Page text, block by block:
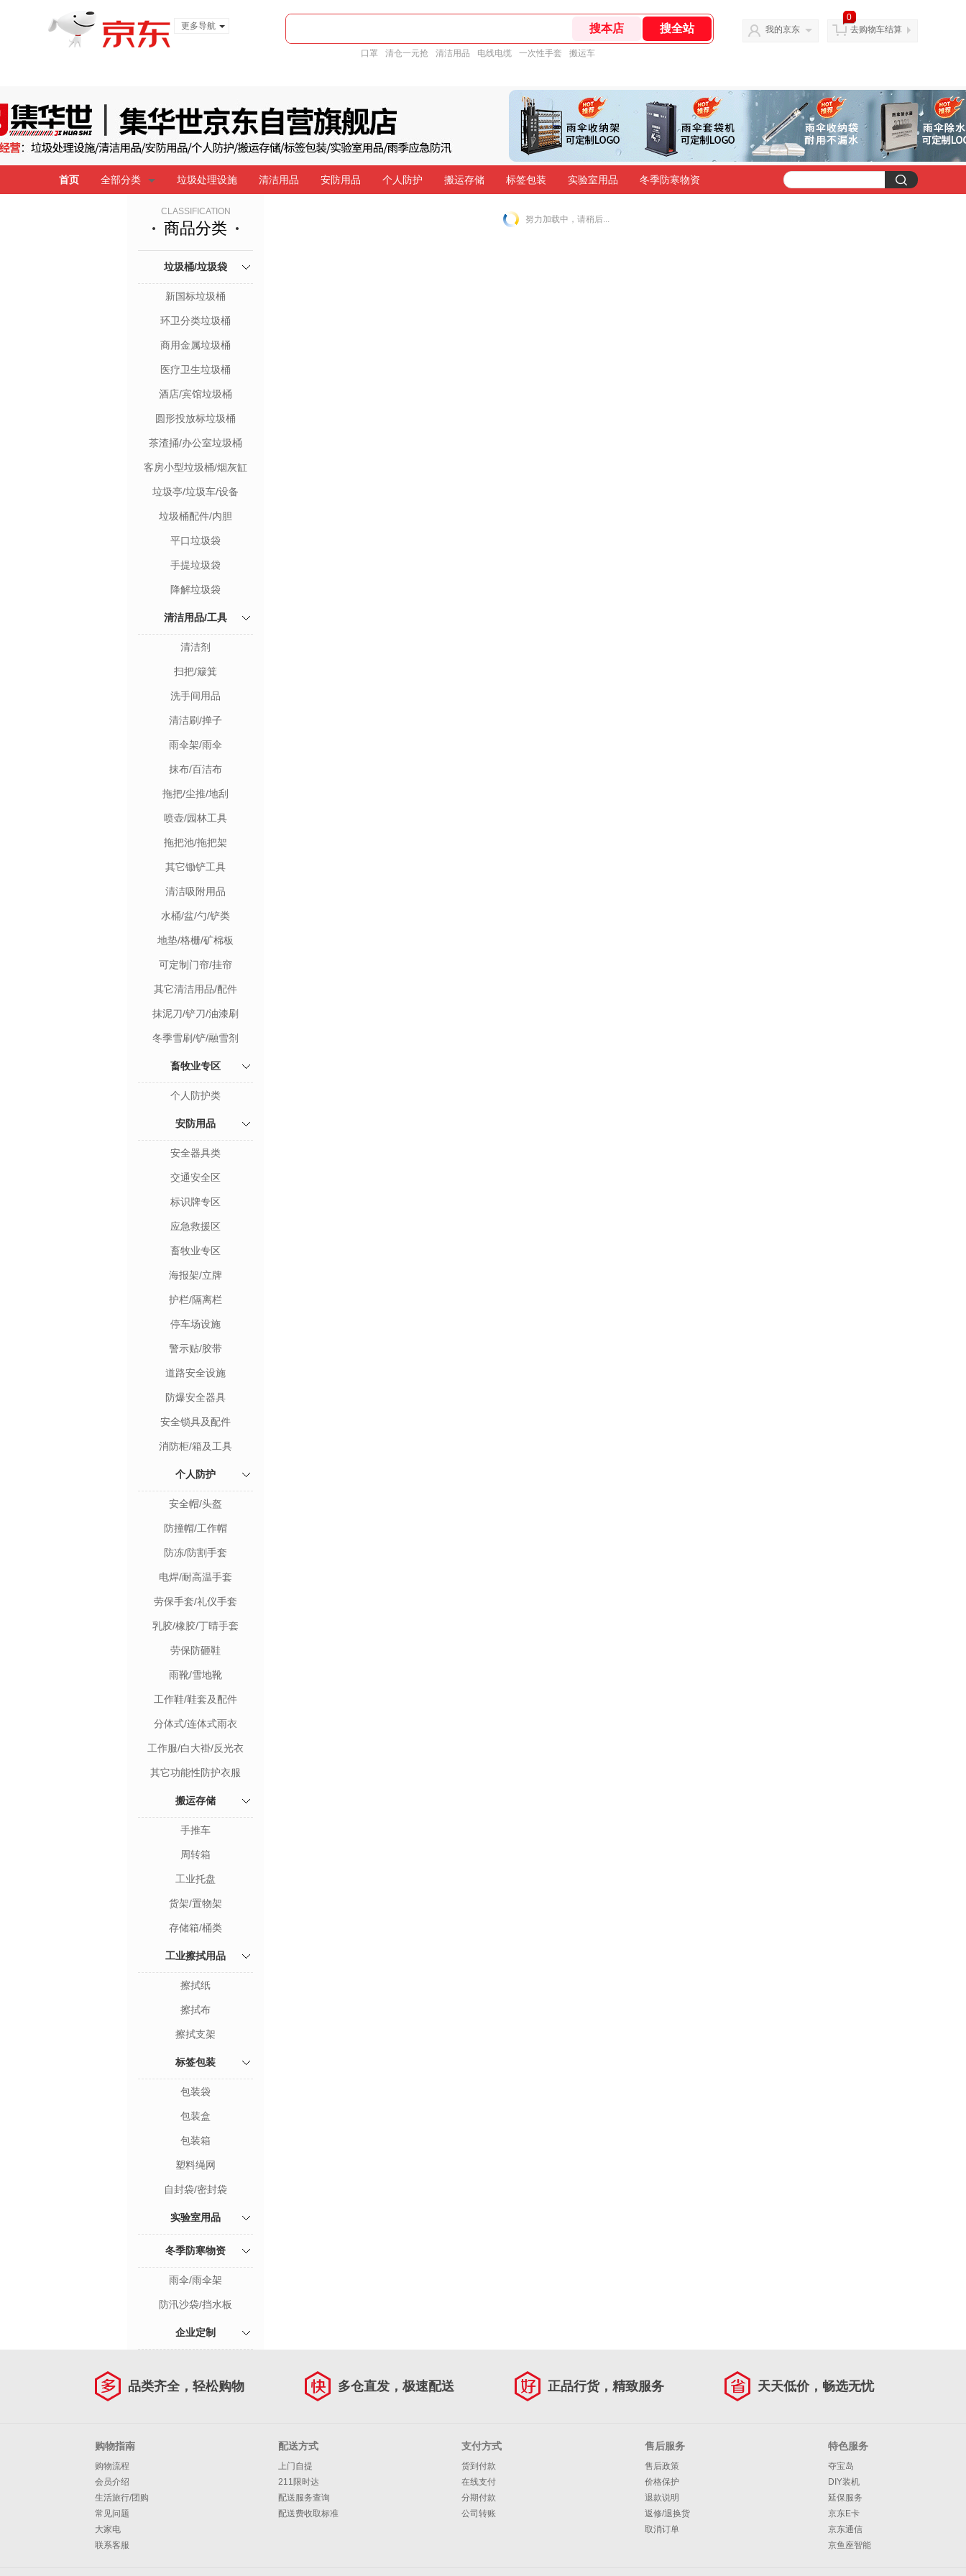
更多导航
口罩 清仓一元抢 清洁用品 电线电缆 一次性手套 搬运车
我的京东
0
去购物车结算
首页 全部分类 垃圾处理设施 清洁用品 安防用品 个人防护 搬运存储 标签包装 实验室用品 冬季防寒物资
CLASSIFICATION
商品分类
垃圾桶/垃圾袋
新国标垃圾桶
环卫分类垃圾桶
商用金属垃圾桶
医疗卫生垃圾桶
酒店/宾馆垃圾桶
圆形投放标垃圾桶
茶渣捅/办公室垃圾桶
客房小型垃圾桶/烟灰缸
垃圾亭/垃圾车/设备
垃圾桶配件/内胆
平口垃圾袋
手提垃圾袋
降解垃圾袋
清洁用品/工具
清洁剂
扫把/簸箕
洗手间用品
清洁刷/掸子
雨伞架/雨伞
抹布/百洁布
拖把/尘推/地刮
喷壶/园林工具
拖把池/拖把架
其它锄铲工具
清洁吸附用品
水桶/盆/勺/铲类
地垫/格栅/矿棉板
可定制门帘/挂帘
其它清洁用品/配件
抹泥刀/铲刀/油漆刷
冬季雪刷/铲/融雪剂
畜牧业专区
个人防护类
安防用品
安全器具类
交通安全区
标识牌专区
应急救援区
畜牧业专区
海报架/立牌
护栏/隔离栏
停车场设施
警示贴/胶带
道路安全设施
防爆安全器具
安全锁具及配件
消防柜/箱及工具
个人防护
安全帽/头盔
防撞帽/工作帽
防冻/防割手套
电焊/耐高温手套
劳保手套/礼仪手套
乳胶/橡胶/丁晴手套
劳保防砸鞋
雨靴/雪地靴
工作鞋/鞋套及配件
分体式/连体式雨衣
工作服/白大褂/反光衣
其它功能性防护衣服
搬运存储
手推车
周转箱
工业托盘
货架/置物架
存储箱/桶类
工业擦拭用品
擦拭纸
擦拭布
擦拭支架
标签包装
包装袋
包装盒
包装箱
塑料绳网
自封袋/密封袋
实验室用品
冬季防寒物资
雨伞/雨伞架
防汛沙袋/挡水板
企业定制
努力加载中，请稍后...
品类齐全，轻松购物 多仓直发，极速配送 正品行货，精致服务 天天低价，畅选无忧
购物指南
购物流程
会员介绍
生活旅行/团购
常见问题
大家电
联系客服
配送方式
上门自提
211限时达
配送服务查询
配送费收取标准
支付方式
货到付款
在线支付
分期付款
公司转账
售后服务
售后政策
价格保护
退款说明
返修/退换货
取消订单
特色服务
夺宝岛
DIY装机
延保服务
京东E卡
京东通信
京鱼座智能